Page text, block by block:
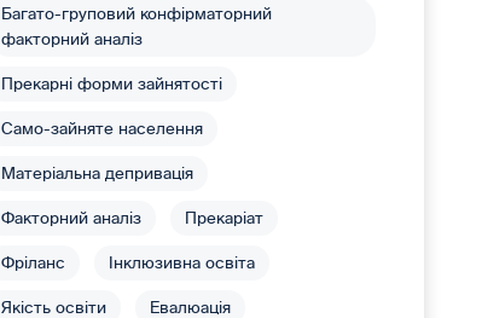
Багато-груповий конфірматорний
факторний аналіз
Прекарні форми зайнятості
Само-зайняте населення
Матеріальна депривація
Факторний аналіз Прекаріат
Фріланс Інклюзивна освіта
Якість освіти Евалюація